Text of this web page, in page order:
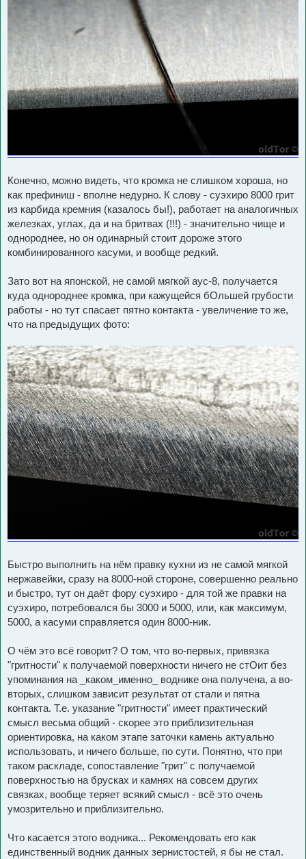
Конечно, можно видеть, что кромка не слишком хороша, но
как префиниш - вполне недурно. К слову - суэхиро 8000 грит
из карбида кремния (казалось бы!), работает на аналогичных
железках, углах, да и на бритвах (!!!) - значительно чище и
однороднее, но он одинарный стоит дороже этого
комбинированного касуми, и вообще редкий.
Зато вот на японской, не самой мягкой аус-8, получается
куда однороднее кромка, при кажущейся бОльшей грубости
работы - но тут спасает пятно контакта - увеличение то же,
что на предыдущих фото:
Быстро выполнить на нём правку кухни из не самой мягкой
нержавейки, сразу на 8000-ной стороне, совершенно реально
и быстро, тут он даёт фору суэхиро - для той же правки на
суэхиро, потребовался бы 3000 и 5000, или, как максимум,
5000, а касуми справляется один 8000-ник.
О чём это всё говорит? О том, что во-первых, привязка
"гритности" к получаемой поверхности ничего не стОит без
упоминания на _каком_именно_ воднике она получена, а во-
вторых, слишком зависит результат от стали и пятна
контакта. Т.е. указание "гритности" имеет практический
смысл весьма общий - скорее это приблизительная
ориентировка, на каком этапе заточки камень актуально
использовать, и ничего больше, по сути. Понятно, что при
таком раскладе, сопоставление "грит" с получаемой
поверхностью на брусках и камнях на совсем других
связках, вообще теряет всякий смысл - всё это очень
умозрительно и приблизительно.
Что касается этого водника... Рекомендовать его как
единственный водник данных зернистостей, я бы не стал.